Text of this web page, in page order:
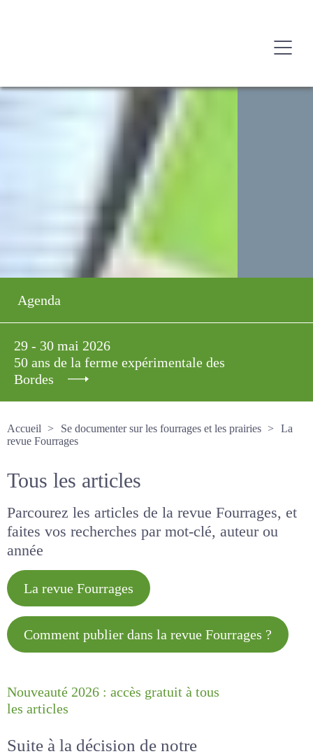
Agenda
29 - 30 mai 2026
50 ans de la ferme expérimentale des
Bordes
Accueil
Se documenter sur les fourrages et les prairies
La revue Fourrages
Tous les articles
Parcourez les articles de la revue Fourrages, et
faites vos recherches par mot-clé, auteur ou
année
La revue Fourrages
Comment publier dans la revue
Nouveauté 2026 : accès gratuit à